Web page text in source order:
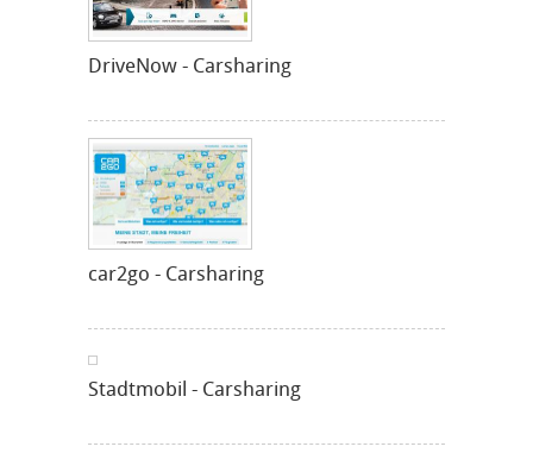
DriveNow - Carsharing
car2go - Carsharing
Stadtmobil - Carsharing